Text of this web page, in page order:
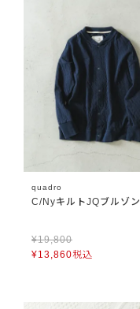
quadro
C/NyキルトJQブルゾン
¥19,800
¥13,860税込